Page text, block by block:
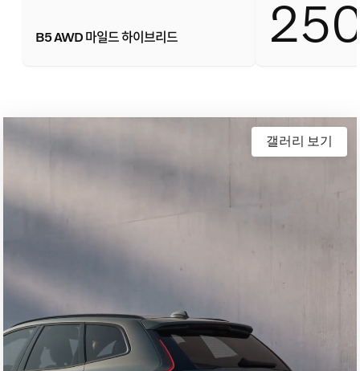
B5 AWD 마일드 하이브리드
갤러리 보기